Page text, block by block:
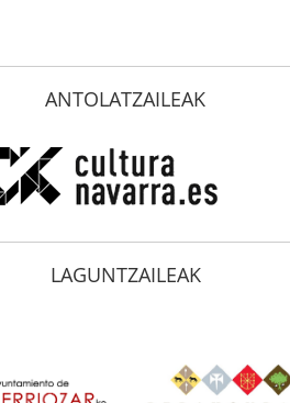
ANTOLATZAILEAK
LAGUNTZAILEAK